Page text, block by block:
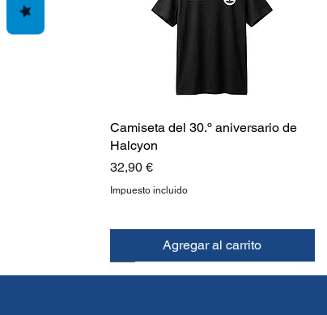
Camiseta del 30.º aniversario de
Halcyon
Precio
32,90 €
Impuesto incluido
Agregar al carrito